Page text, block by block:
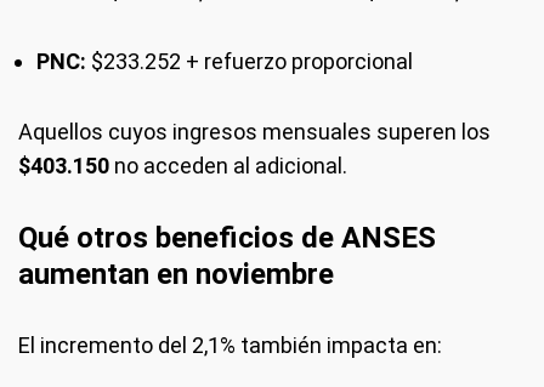
PNC: $233.252 + refuerzo proporcional
Aquellos cuyos ingresos mensuales superen los
$403.150 no acceden al adicional.
Qué otros beneficios de ANSES
aumentan en noviembre
El incremento del 2,1% también impacta en: